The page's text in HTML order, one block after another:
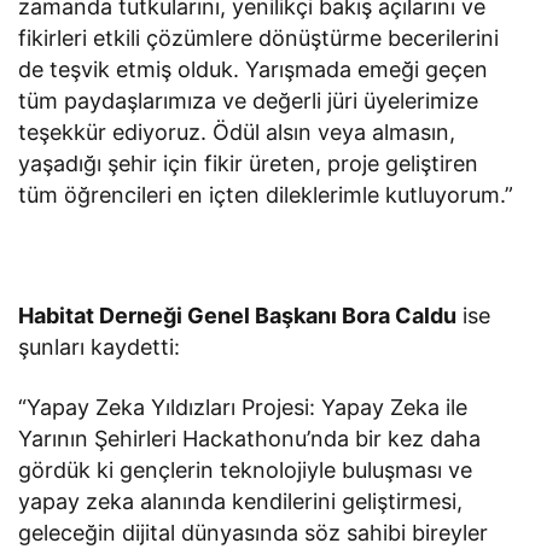
zamanda tutkularını, yenilikçi bakış açılarını ve
fikirleri etkili çözümlere dönüştürme becerilerini
de teşvik etmiş olduk. Yarışmada emeği geçen
tüm paydaşlarımıza ve değerli jüri üyelerimize
teşekkür ediyoruz. Ödül alsın veya almasın,
yaşadığı şehir için fikir üreten, proje geliştiren
tüm öğrencileri en içten dileklerimle kutluyorum.”
Habitat Derneği Genel Başkanı Bora Caldu ise
şunları kaydetti:
“Yapay Zeka Yıldızları Projesi: Yapay Zeka ile
Yarının Şehirleri Hackathonu’nda bir kez daha
gördük ki gençlerin teknolojiyle buluşması ve
yapay zeka alanında kendilerini geliştirmesi,
geleceğin dijital dünyasında söz sahibi bireyler